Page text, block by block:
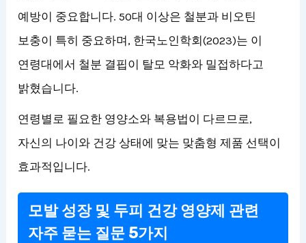
예방이 중요합니다. 50대 이상은 철분과 비오틴
보충이 특히 중요하며, 한국노인학회(2023)는 이
연령대에서 철분 결핍이 탈모 악화와 밀접하다고
밝혔습니다.
연령별로 필요한 영양소와 복용법이 다르므로,
자신의 나이와 건강 상태에 맞는 맞춤형 제품 선택이
효과적입니다.
모발 성장 및 두피 건강 영양제 관련
자주 묻는 질문 5가지